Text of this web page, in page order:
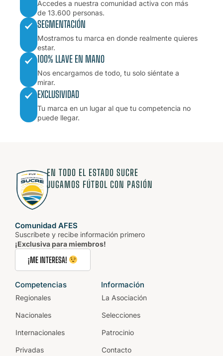
Accedes a nuestra comunidad activa con más
de 13.600 personas.
SEGMENTACIÓN
Mostramos tu marca en donde realmente quieres
estar.
100% LLAVE EN MANO
Nos encargamos de todo, tu solo siéntate a
mirar.
EXCLUSIVIDAD
Tu marca en un lugar al que tu competencia no
puede llegar.
EN TODO EL ESTADO SUCRE
JUGAMOS FÚTBOL CON PASIÓN
Comunidad AFES
Suscríbete y recibe información primero
¡Exclusiva para miembros!
¡ME INTERESA!
Competencias
Regionales
Nacionales
Internacionales
Privadas
Información
La Asociación
Selecciones
Patrocinio
Contacto